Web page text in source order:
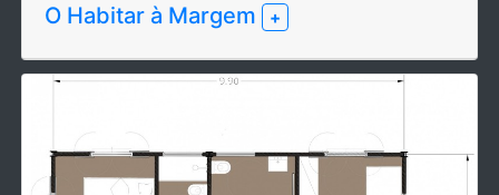
O Habitar à Margem +